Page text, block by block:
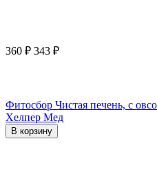
360 ₽ 343 ₽
Фитосбор Чистая печень, с
Хелпер Мед
В корзину